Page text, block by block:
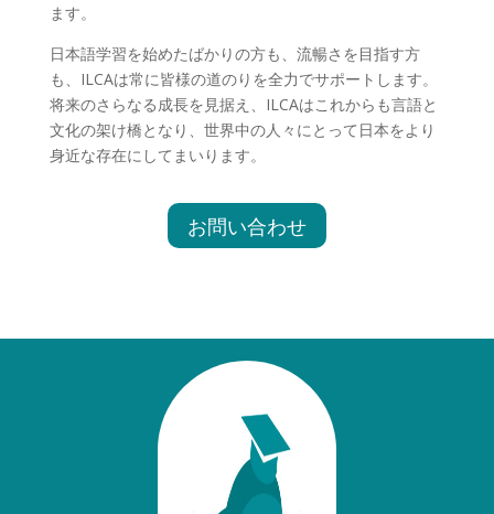
ます。
日本語学習を始めたばかりの方も、流暢さを目指す方
も、ILCAは常に皆様の道のりを全力でサポートします。
将来のさらなる成長を見据え、ILCAはこれからも言語と
文化の架け橋となり、世界中の人々にとって日本をより
身近な存在にしてまいります。
お問い合わせ